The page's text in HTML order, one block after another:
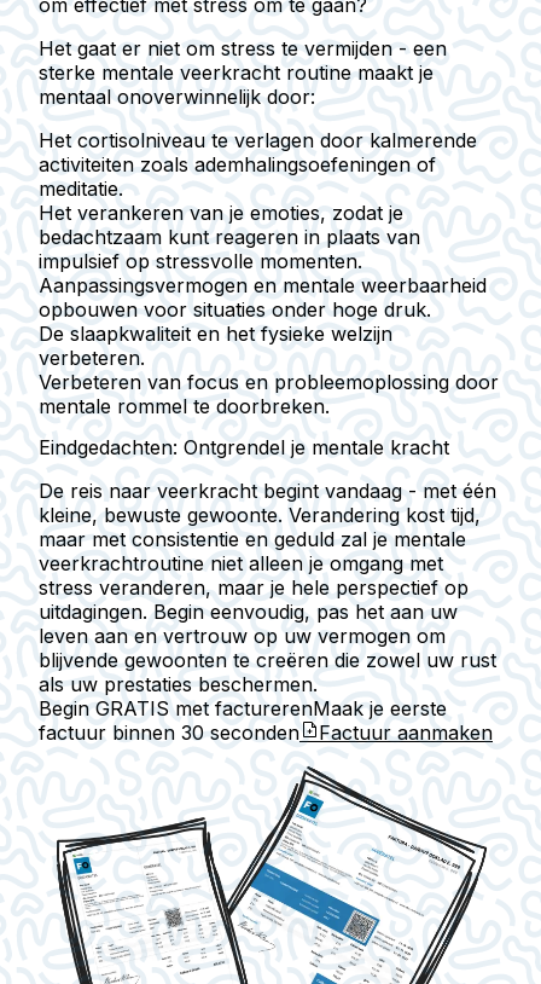
om effectief met stress om te gaan?
Het gaat er niet om stress te vermijden - een
sterke mentale veerkracht routine maakt je
mentaal onoverwinnelijk door:
Het cortisolniveau te verlagen door kalmerende
activiteiten zoals ademhalingsoefeningen of
meditatie.
Het verankeren van je emoties, zodat je
bedachtzaam kunt reageren in plaats van
impulsief op stressvolle momenten.
Aanpassingsvermogen en mentale weerbaarheid
opbouwen voor situaties onder hoge druk.
De slaapkwaliteit en het fysieke welzijn
verbeteren.
Verbeteren van focus en probleemoplossing door
mentale rommel te doorbreken.
Eindgedachten: Ontgrendel je mentale kracht
De reis naar veerkracht begint vandaag - met één
kleine, bewuste gewoonte. Verandering kost tijd,
maar met consistentie en geduld zal je mentale
veerkrachtroutine niet alleen je omgang met
stress veranderen, maar je hele perspectief op
uitdagingen. Begin eenvoudig, pas het aan uw
leven aan en vertrouw op uw vermogen om
blijvende gewoonten te creëren die zowel uw rust
als uw prestaties beschermen.
Begin GRATIS met facturerenMaak je eerste
factuur binnen 30 seconden Factuur aanmaken